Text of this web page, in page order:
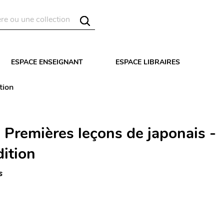
ESPACE ENSEIGNANT ESPACE LIBRAIRES
leçons de japonais -